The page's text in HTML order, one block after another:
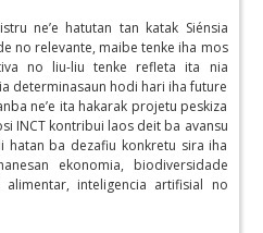
ne’e hatutan tan katak Siénsia
no relevante, maibe tenke iha mos
no liu-liu tenke refleta ita nia
determinasaun hodi hari iha future
ne’e ita hakarak projetu peskiza
INCT kontribui laos deit ba avansu
hatan ba dezafiu konkretu sira iha
ekonomia, biodiversidade
inteligencia artifisial no